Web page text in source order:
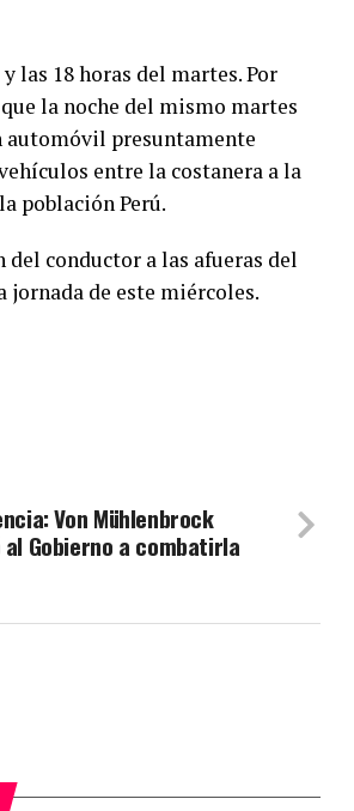
las 18 horas del martes. Por
la noche del mismo martes
automóvil presuntamente
entre la costanera a la
población Perú.
conductor a las afueras del
de este miércoles.
Von Mühlenbrock
al Gobierno a combatirla